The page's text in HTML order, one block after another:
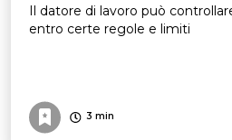
Il datore di lavoro può
entro certe regole e limiti
3 min